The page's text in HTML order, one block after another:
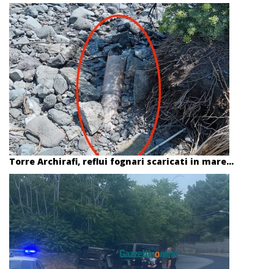
Torre Archirafi, reflui fognari scaricati in mare...